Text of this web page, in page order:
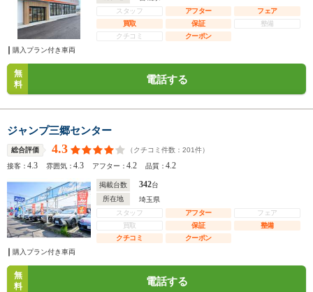
スタッフ
アフター
フェア
買取
保証
整備
クチコミ
クーポン
購入プラン付き車両
無
料
電話する
ジャンプ三郷センター
総合評価 4.3 （クチコミ件数： 201件）
接客：4.3 雰囲気：4.3 アフター：4.2 品質：4.2
掲載台数 342台
所在地
埼玉県
スタッフ
アフター
フェア
買取
保証
整備
クチコミ
クーポン
購入プラン付き車両
無
料
電話する